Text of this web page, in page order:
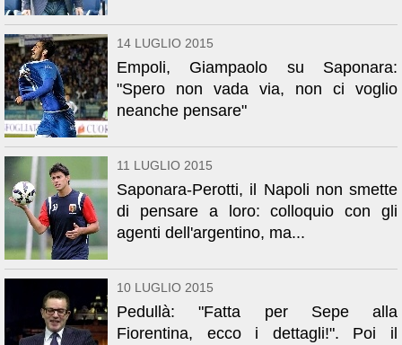
14 LUGLIO 2015
Empoli, Giampaolo su Saponara:
"Spero non vada via, non ci voglio
neanche pensare"
11 LUGLIO 2015
Saponara-Perotti, il Napoli non smette
di pensare a loro: colloquio con gli
agenti dell'argentino, ma...
10 LUGLIO 2015
Pedullà: "Fatta per Sepe alla
Fiorentina, ecco i dettagli!". Poi il